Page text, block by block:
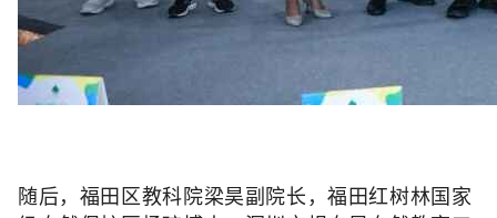
随后，福田区教科院梁昊副院长，福田红树林国家